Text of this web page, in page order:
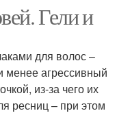
Гели и
для волос –
менее агрессивный
из-за чего их
ресниц – при этом